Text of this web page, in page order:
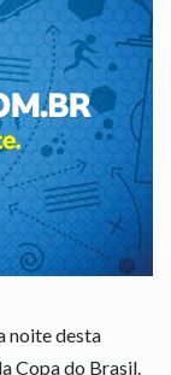
noite desta
Copa do Brasil.